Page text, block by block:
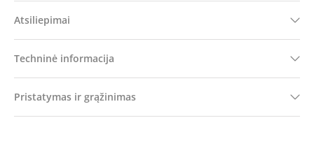
Atsiliepimai
Techninė informacija
Pristatymas ir grąžinimas